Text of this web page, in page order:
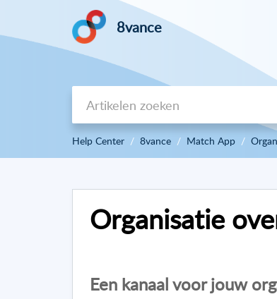
8vance
Help Center 8vance Match App
Organisatie
Een kanaal voor jouw